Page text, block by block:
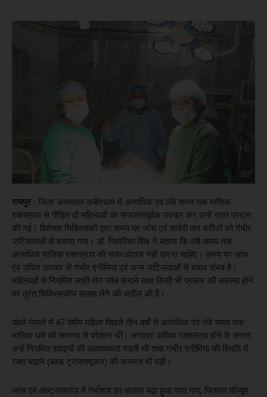
रायपुर : जिला अस्पताल कबीरधाम में अत्यधिक एवं लंबे समय तक मासिक
रक्तस्राव से पीड़ित दो महिलाओं का सफलतापूर्वक उपचार कर उन्हें राहत प्रदान
की गई। विशेषज्ञ चिकित्सकों द्वारा समय पर जांच एवं सर्जरी कर मरीजों को गंभीर
जटिलताओं से बचाया गया। डॉ. निहारिका सिंह ने बताया कि लंबे समय तक
अत्यधिक मासिक रक्तस्राव को नजरअंदाज नहीं करना चाहिए। समय पर जांच
एवं उचित उपचार से गंभीर एनीमिया एवं अन्य जटिलताओं से बचाव संभव है।
महिलाओं से नियमित स्त्री रोग जांच कराने तथा किसी भी प्रकार की समस्या होने
पर तुरंत चिकित्सकीय सलाह लेने की अपील की है।
पहले मामले में 47 वर्षीय महिला पिछले तीन वर्षों से अत्यधिक एवं लंबे समय तक
मासिक धर्म की समस्या से परेशान थीं। लगातार अधिक रक्तस्राव होने के कारण
उन्हें नियमित दवाइयों की आवश्यकता पड़ती थी तथा गंभीर एनीमिया की स्थिति में
रक्त चढ़ाने (ब्लड ट्रांसफ्यूजन) की जरूरत भी पड़ी।
जांच एवं अल्ट्रासाउंड में गर्भाशय का आकार बढ़ा हुआ पाया गया, जिसका वॉल्यूम